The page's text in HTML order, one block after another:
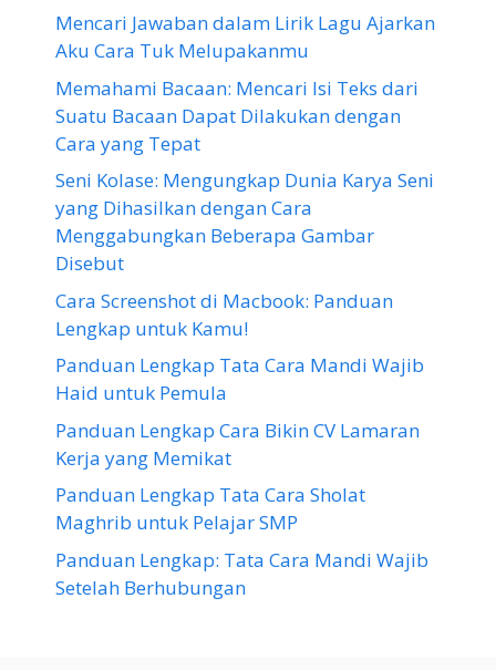
Mencari Jawaban dalam Lirik Lagu Ajarkan
Aku Cara Tuk Melupakanmu
Memahami Bacaan: Mencari Isi Teks dari
Suatu Bacaan Dapat Dilakukan dengan
Cara yang Tepat
Seni Kolase: Mengungkap Dunia Karya Seni
yang Dihasilkan dengan Cara
Menggabungkan Beberapa Gambar
Disebut
Cara Screenshot di Macbook: Panduan
Lengkap untuk Kamu!
Panduan Lengkap Tata Cara Mandi Wajib
Haid untuk Pemula
Panduan Lengkap Cara Bikin CV Lamaran
Kerja yang Memikat
Panduan Lengkap Tata Cara Sholat
Maghrib untuk Pelajar SMP
Panduan Lengkap: Tata Cara Mandi Wajib
Setelah Berhubungan